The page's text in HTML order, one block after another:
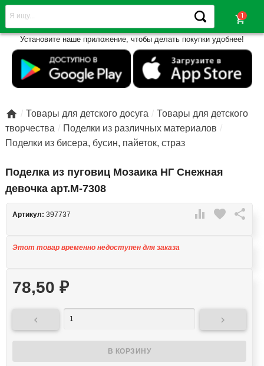
shopping_cart
Установите наше приложение, чтобы делать покупки удобнее!
 Товары для детского досуга
Товары для детского
творчества
Поделки из различных материалов
Поделки из бисера, бусин, пайеток, страз
Поделка из пуговиц Мозаика НГ Снежная
девочка арт.М-7308
 favorite 
Артикул: 397737
Этот товар временно недоступен для заказа
78,50 ₽
 